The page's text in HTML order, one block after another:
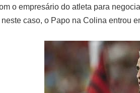
o empresário do atleta para
caso, o Papo na Colina entrou